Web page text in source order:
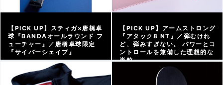
【PICK UP】スティガ×唐橋卓
球『BANDAオールラウンド フ
ューチャー』／唐橋卓球限定
『サイバーシェイプ』
アーカイブ |
【PICK UP】アームストロング
『アタック8 NT』／弾むけれ
ど、弾みすぎない。 パワーとコ
ントロールを兼備した理想的な
半粒
アーカイブ |